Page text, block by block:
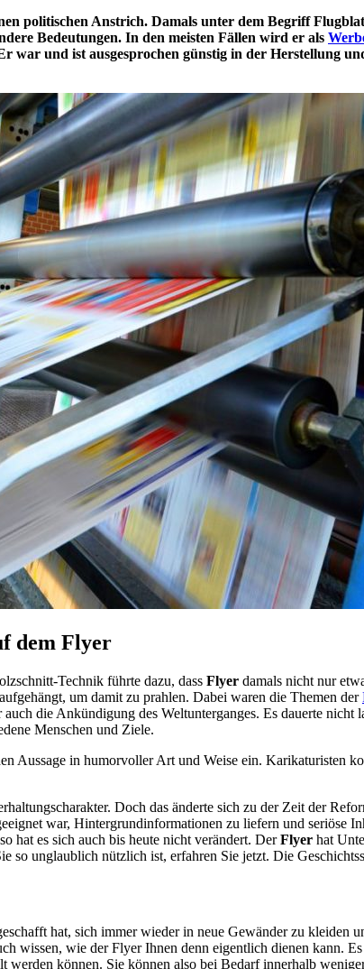
politischen Anstrich. Damals unter dem Begriff
Bedeutungen. In den meisten Fällen wird er als
war und ist ausgesprochen günstig in der Herstellung
dem Flyer
Technik führte dazu, dass Flyer damals nicht nur
um damit zu prahlen. Dabei waren die Themen der
die Ankündigung des Weltunterganges. Es dauerte
Menschen und Ziele.
Aussage in humorvoller Art und Weise ein. Karikaturisten
Doch das änderte sich zu der Zeit der
war, Hintergrundinformationen zu liefern und seriöse
hat es sich auch bis heute nicht verändert. DerFlyer hat
so unglaublich nützlich ist, erfahren Sie jetzt. Die
hat, sich immer wieder in neue Gewänder zu kleiden
wissen, wie der Flyer Ihnen denn eigentlich dienen kann.
werden können. Sie können also bei Bedarf innerhalb